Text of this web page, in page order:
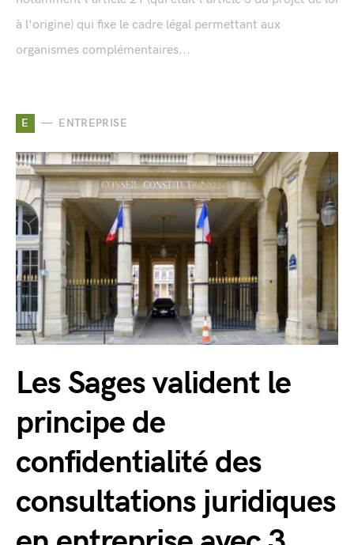
à l'origine) qui fixe le cadre légal permettant aux
organismes complémentaires...
E ENTREPRISE
Les Sages valident le
principe de
confidentialité des
consultations juridiques